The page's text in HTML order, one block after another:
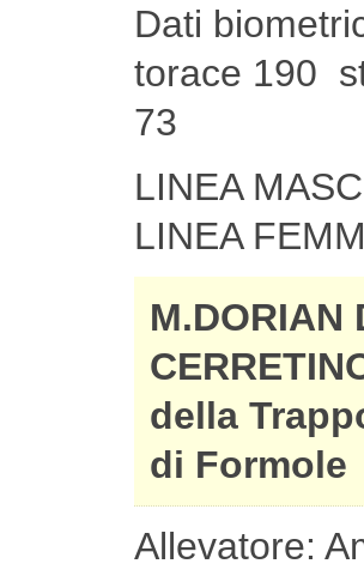
Dati
torace 190
73
LINEA
LINEA
M.DORIAN
della
di Formole
Allevatore: